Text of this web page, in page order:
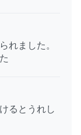
れました。
るとうれし